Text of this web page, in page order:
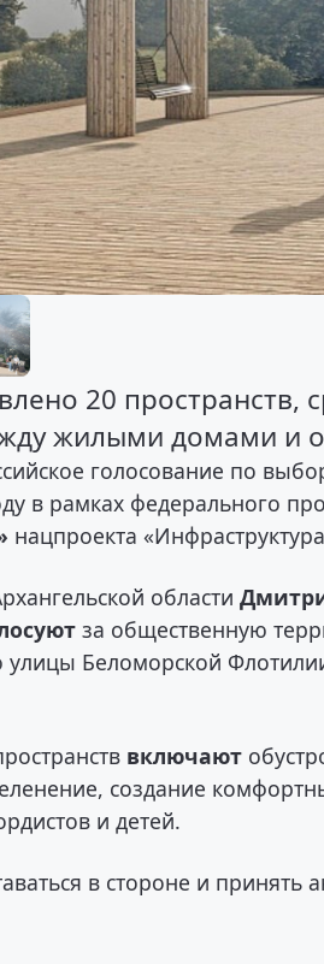
20 пространств,
жилыми домами и
голосование по
в рамках федерального
нацпроекта
области
за общественную
Беломорской
включают
создание
и детей.
в стороне и принять